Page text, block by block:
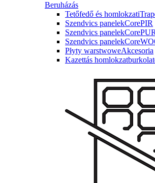
Beruházás
Tetőfedő és homlokzati
Szendvics panelekCorePIR
Szendvics panelekCorePUR
Szendvics panelek
Płyty warstwoweAkcesoria
Kazettás